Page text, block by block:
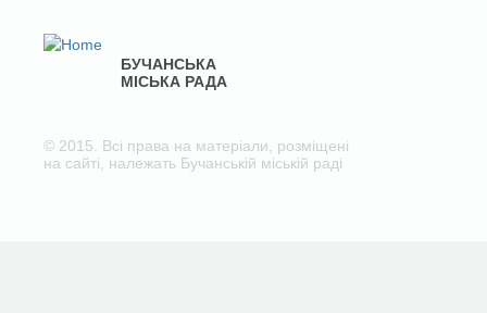
БУЧАНСЬКА
МІСЬКА РАДА
© 2015. Всі права на матеріали, розміщені
на сайті, належать Бучанській міській раді